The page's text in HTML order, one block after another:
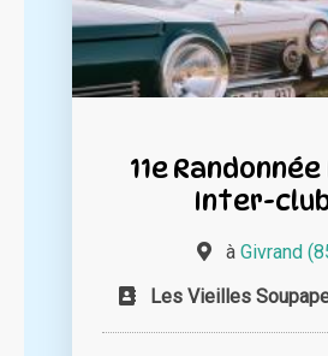
11e
Inter-
à Givrand
Les Vieilles